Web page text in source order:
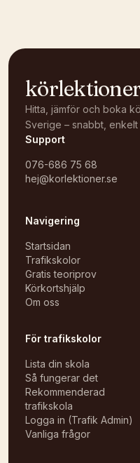
Hitta, jämför och boka
Sverige – snabbt,
Support
076-686 75 68
hej@korlektioner.se
Navigering
Startsidan
Trafikskolor
Gratis teoriprov
Körkortshjälp
Om oss
För trafikskolor
Lista din skola
Så fungerar det
Rekommenderad
trafikskola
Logga in (Trafik Admin)
Vanliga frågor